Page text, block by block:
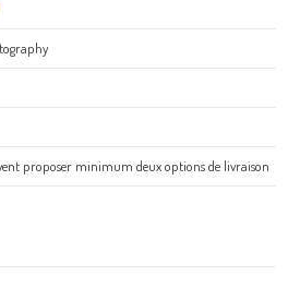
proposer minimum deux options de livraison